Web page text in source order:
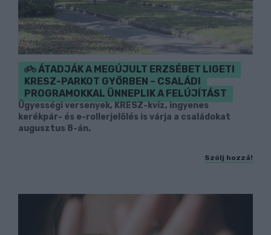
ÁTADJÁK A MEGÚJULT ERZSÉBET LIGETI
KRESZ-PARKOT GYŐRBEN – CSALÁDI
PROGRAMOKKAL ÜNNEPLIK A FELÚJÍTÁST
Ügyességi versenyek, KRESZ-kvíz, ingyenes
kerékpár- és e-rollerjelölés is várja a családokat
augusztus 8-án.
Szólj hozzá!